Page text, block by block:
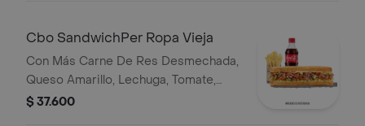
Cbo SandwichPer Ropa Vieja
Con Más Carne De Res Desmechada,
Queso Amarillo, Lechuga, Tomate,
Pimentón, Apio, Mostaza, Salsa Bbq,
$ 37.600